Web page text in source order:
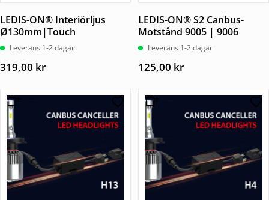
LEDIS-ON® Interiörljus
Ø130mm|Touch
Leverans 1-2 dagar
319,00 kr
LEDIS-ON® S2 Canbus-
Motstånd 9005 | 9006
Leverans 1-2 dagar
125,00 kr